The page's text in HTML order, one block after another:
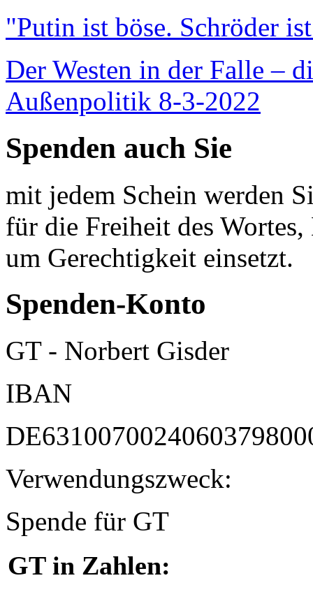
"Putin ist böse. Schröder
Der Westen in der Falle –
Außenpolitik 8-3-2022
Spenden auch Sie
mit jedem Schein werden
für die Freiheit des
um Gerechtigkeit einsetzt.
Spenden-Konto
GT - Norbert Gisder
IBAN
Verwendungszweck:
Spende für GT
GT in Zahlen: